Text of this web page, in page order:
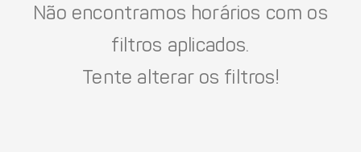
Não encontramos horários com os
filtros aplicados.
Tente alterar os filtros!